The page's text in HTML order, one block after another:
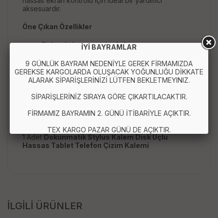
aksesuardır.
Öne Çıkan Özellikler
Disk uçlu hassas stylus kalem
Dokunmatik ekranlar için universal tasarım
Çizim, not alma ve tasarım için ideal
Ergonomik ve hafif gövde yapısı
Stabil ve hassas dokunmatik kontrol
Paket İçeriği :
1 Adet Dokunmatik Stylus Kalem Disk Uçlu
Hassas Tablet Telefon Çizim Kalemi
İLGİLİ ÜRÜNLER
İYİ BAYRAMLAR
9 GÜNLÜK BAYRAM NEDENİYLE GEREK FİRMAMIZDA
GEREKSE KARGOLARDA OLUŞACAK YOĞUNLUĞU DİKKATE
ALARAK SİPARİŞLERİNİZİ LÜTFEN BEKLETMEYINIZ.
SİPARİŞLERİNİZ SIRAYA GÖRE ÇIKARTILACAKTIR.
FİRMAMIZ BAYRAMIN 2. GÜNÜ İTİBARİYLE AÇIKTIR.
TEX KARGO PAZAR GÜNÜ DE AÇIKTIR.